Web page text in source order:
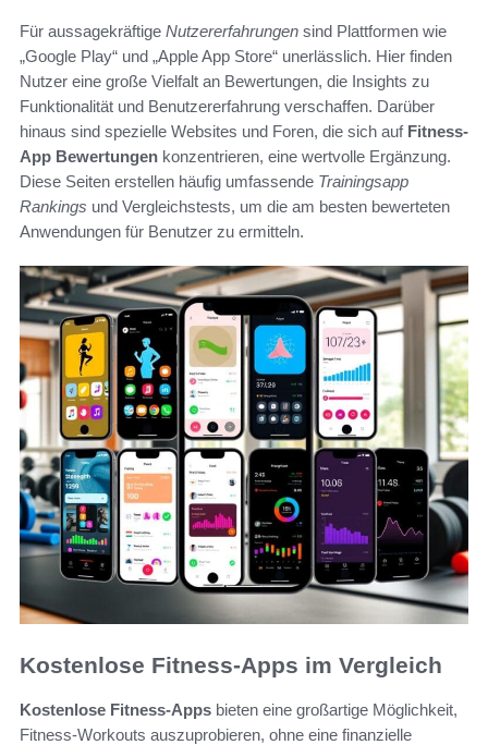
Für aussagekräftige Nutzererfahrungen sind Plattformen wie
„Google Play“ und „Apple App Store“ unerlässlich. Hier finden
Nutzer eine große Vielfalt an Bewertungen, die Insights zu
Funktionalität und Benutzererfahrung verschaffen. Darüber
hinaus sind spezielle Websites und Foren, die sich auf Fitness-
App Bewertungen konzentrieren, eine wertvolle Ergänzung.
Diese Seiten erstellen häufig umfassende Trainingsapp
Rankings und Vergleichstests, um die am besten bewerteten
Anwendungen für Benutzer zu ermitteln.
Kostenlose Fitness-Apps im Vergleich
Kostenlose Fitness-Apps bieten eine großartige Möglichkeit,
Fitness-Workouts auszuprobieren, ohne eine finanzielle